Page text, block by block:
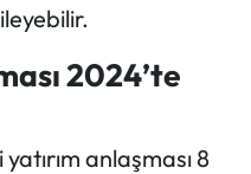
2024’te
anlaşması 8